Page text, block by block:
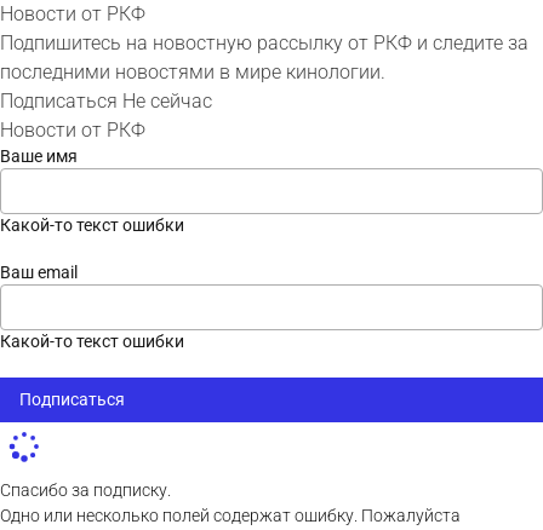
Новости от РКФ
Подпишитесь на новостную рассылку от РКФ и следите за
последними новостями в мире кинологии.
Подписаться Не сейчас
Новости от РКФ
Ваше имя
Какой-то текст ошибки
Ваш email
Какой-то текст ошибки
Подписаться
Спасибо за подписку.
Одно или несколько полей содержат ошибку. Пожалуйста